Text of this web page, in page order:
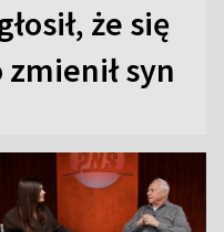
że się
zmienił syn